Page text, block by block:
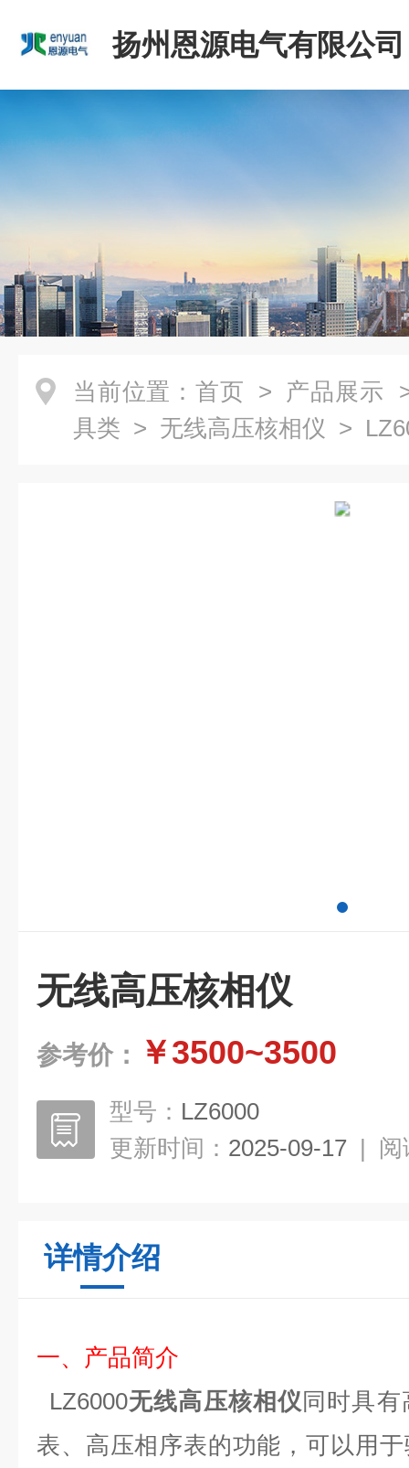
扬州恩源电气有限公司
当前位置： 首页 > 产品展示
具类 > 无线高压核相仪 >
无线高压核相仪
参考价： ￥3500~3500
型号： LZ6000
更新时间： 2025-09-17 | 阅
详情介绍
一、产品简介
LZ6000无线高压核相仪 同时具
表、高压相序表的功能，可以用